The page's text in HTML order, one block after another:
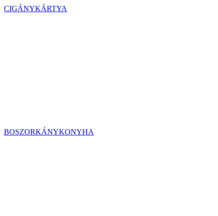
CIGÁNYKÁRTYA
BOSZORKÁNYKONYHA